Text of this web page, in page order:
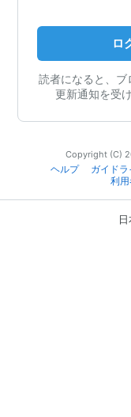
ロ
読者になると、ブ
更新通知を受
Copyright (C)
ヘルプ
ガイドラ
利